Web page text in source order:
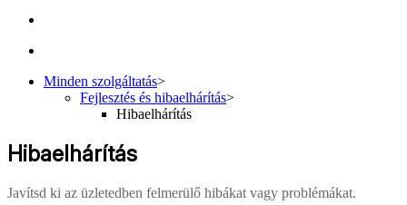
Minden szolgáltatás>
Fejlesztés és hibaelhárítás>
Hibaelhárítás
Hibaelhárítás
Javítsd ki az üzletedben felmerülő hibákat vagy problémákat.